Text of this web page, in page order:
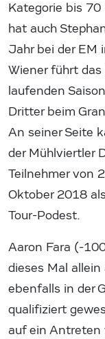
Kategorie bis 70
hat auch
Jahr bei der EM
Wiener führt das
laufenden
Dritter beim
An seiner Seite
der Mühlviertler
Teilnehmer von
Oktober 2018
Tour-Podest.
Aaron Fara (-
dieses Mal allein
ebenfalls in der
qualifiziert
auf ein Antreten